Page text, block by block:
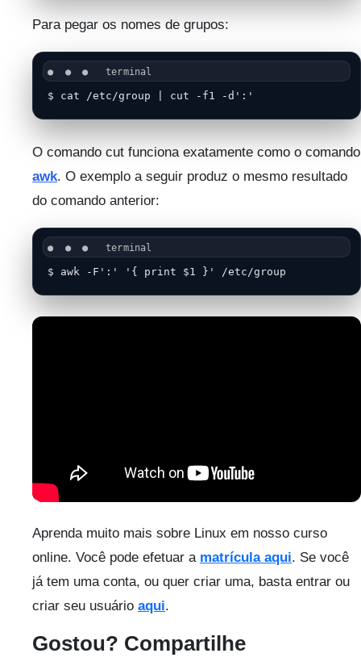
Para pegar os nomes de grupos:
$ cat /etc/group | cut -f1 -d':'
O comando cut funciona exatamente como o comando
awk. O exemplo a seguir produz o mesmo resultado
do comando anterior:
$ awk -F':' '{ print $1 }' /etc/group
Aprenda muito mais sobre Linux em nosso curso
online. Você pode efetuar a matrícula aqui. Se você
já tem uma conta, ou quer criar uma, basta entrar ou
criar seu usuário aqui.
Gostou? Compartilhe